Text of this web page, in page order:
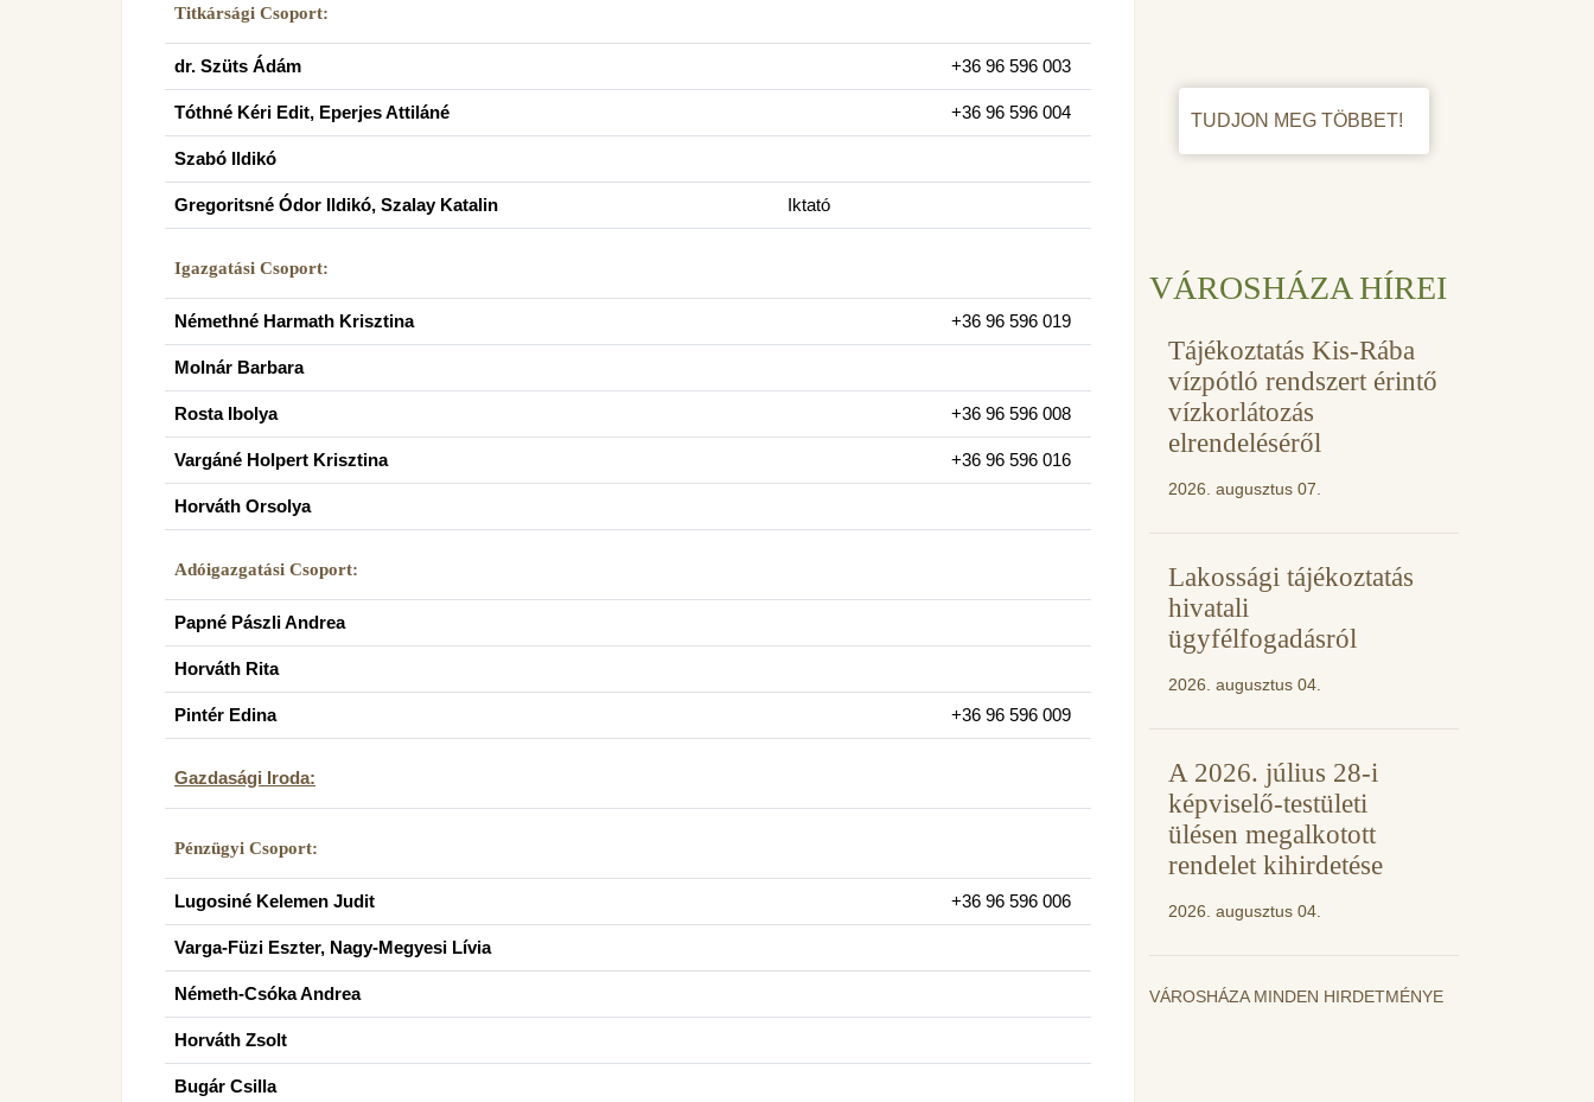
Titkársági Csoport:
dr. Szüts Ádám +36 96 596 003
Tóthné Kéri Edit, Eperjes Attiláné +36 96 596 004
Szabó Ildikó
Gregoritsné Ódor Ildikó, Szalay Katalin Iktató
Igazgatási Csoport:
Némethné Harmath Krisztina +36 96 596 019
Molnár Barbara
Rosta Ibolya +36 96 596 008
Vargáné Holpert Krisztina +36 96 596 016
Horváth Orsolya
Adóigazgatási Csoport:
Papné Pászli Andrea
Horváth Rita
Pintér Edina +36 96 596 009
Gazdasági Iroda:
Pénzügyi Csoport:
Lugosiné Kelemen Judit +36 96 596 006
Varga-Füzi Eszter, Nagy-Megyesi Lívia
Németh-Csóka Andrea
Horváth Zsolt
Bugár Csilla
TUDJON MEG TÖBBET!
VÁROSHÁZA HÍREI
Tájékoztatás Kis-Rába
vízpótló rendszert érintő
vízkorlátozás
elrendeléséről
2026. augusztus 07.
Lakossági tájékoztatás
hivatali
ügyfélfogadásról
2026. augusztus 04.
A 2026. július 28-i
képviselő-testületi
ülésen megalkotott
rendelet kihirdetése
2026. augusztus 04.
VÁROSHÁZA MINDEN HIRDETMÉNYE